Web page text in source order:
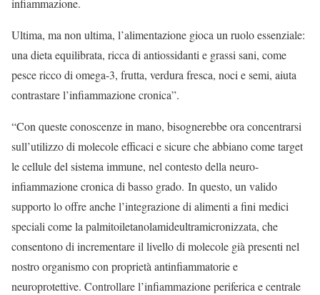
infiammazione.
Ultima, ma non ultima, l’alimentazione gioca un ruolo essenziale:
una dieta equilibrata, ricca di antiossidanti e grassi sani, come
pesce ricco di omega-3, frutta, verdura fresca, noci e semi, aiuta
contrastare l’infiammazione cronica”.
“Con queste conoscenze in mano, bisognerebbe ora concentrarsi
sull’utilizzo di molecole efficaci e sicure che abbiano come target
le cellule del sistema immune, nel contesto della neuro-
infiammazione cronica di basso grado. In questo, un valido
supporto lo offre anche l’integrazione di alimenti a fini medici
speciali come la palmitoiletanolamideultramicronizzata, che
consentono di incrementare il livello di molecole già presenti nel
nostro organismo con proprietà antinfiammatorie e
neuroprotettive. Controllare l’infiammazione periferica e centrale